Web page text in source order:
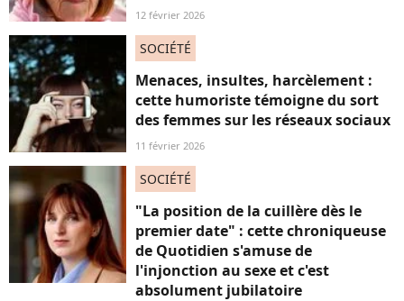
12 février 2026
SOCIÉTÉ
Menaces, insultes, harcèlement :
cette humoriste témoigne du sort
des femmes sur les réseaux sociaux
11 février 2026
SOCIÉTÉ
"La position de la cuillère dès le
premier date" : cette chroniqueuse
de Quotidien s'amuse de
l'injonction au sexe et c'est
absolument jubilatoire